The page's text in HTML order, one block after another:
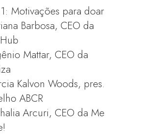
Motivações para doar
Barbosa, CEO da
Mattar, CEO da
Kalvon Woods, pres.
ABCR
Arcuri, CEO da Me